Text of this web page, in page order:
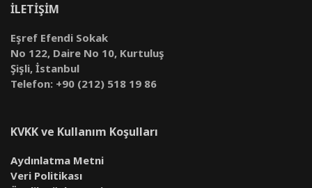
İLETİŞİM
Eşref Efendi Sokak
No 122, Daire No 10, Kurtuluş
Şişli, İstanbul
Telefon: +90 (212) 518 19 86
KVKK ve Kullanım Koşulları
Aydınlatma Metni
Veri Politikası